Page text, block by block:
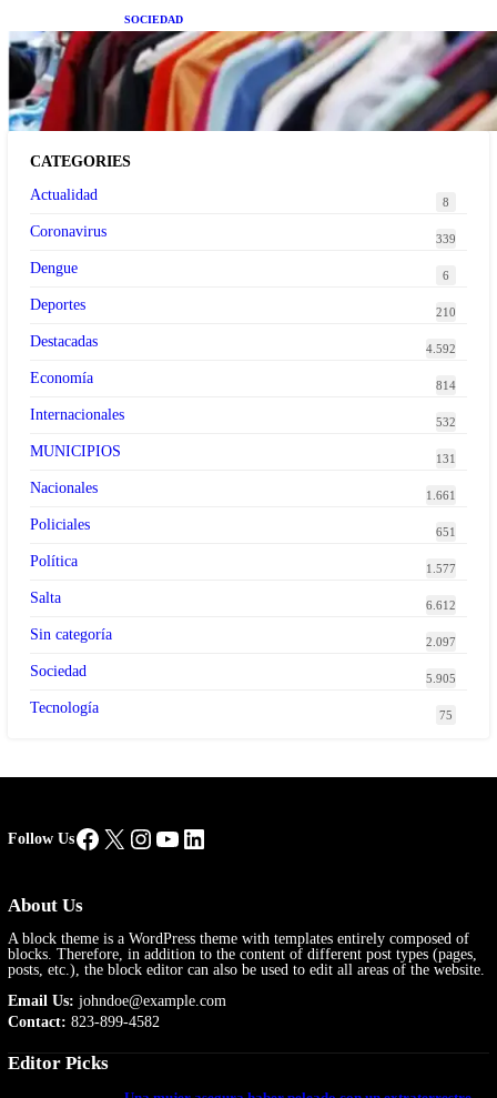
SOCIEDAD
Las grandes marcas globales se suman a la
tendencia de la ropa de segunda mano premium
CATEGORIES
Actualidad
8
Coronavirus 339
Dengue 6
Deportes 210
Destacadas 4.592
Economía 814
Internacionales 532
MUNICIPIOS 131
Nacionales 1.661
Policiales 651
Política 1.577
Salta 6.612
Sin categoría 2.097
Sociedad 5.905
Tecnología 75
Follow UsFacebook
X Instagram
YouTube
LinkedIn
About Us
A block theme is a WordPress theme with templates entirely composed of
blocks. Therefore, in addition to the content of different post types (pages,
posts, etc.), the block editor can also be used to edit all areas of the website.
Email Us: johndoe@example.com
Contact: 823-899-4582
Editor Picks